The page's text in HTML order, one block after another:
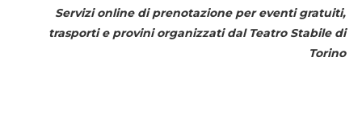
Servizi online di prenotazione per eventi gratuiti,
trasporti e provini organizzati dal Teatro Stabile di
Torino